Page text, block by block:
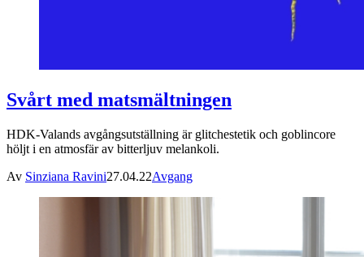
Svårt med matsmältningen
HDK-Valands avgångsutställning är glitchestetik och goblincore
höljt i en atmosfär av bitterljuv melankoli.
Av Sinziana Ravini27.04.22Avgang